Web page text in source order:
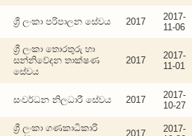
ශ්‍රී ලංකා පරිපාලන සේවය 2017
2017-
11-06
ශ්‍රී ලංකා තොරතුරු හා
සන්නිවේදන තාක්ෂණ
සේවය
2017
2017-
11-01
සංවර්ධන නිලධාරී සේවය 2017
2017-
10-27
ශ්‍රී ලංකා ගණකාධිකාරි
2017
2017-